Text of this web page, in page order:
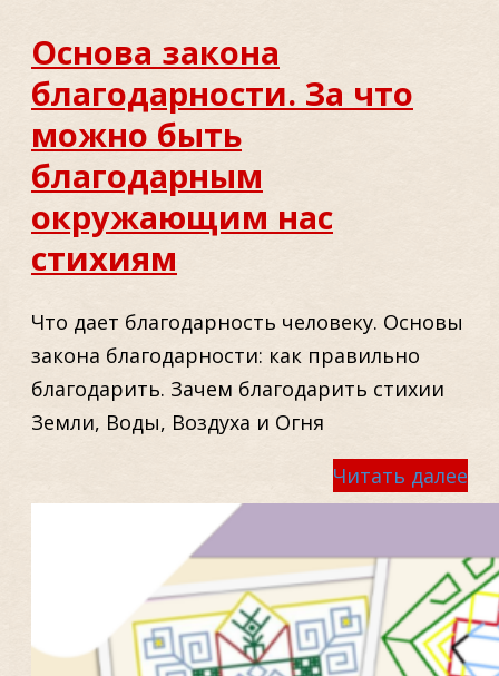
Основа закона
благодарности. За что
можно быть
благодарным
окружающим нас
стихиям
Что дает благодарность человеку. Основы
закона благодарности: как правильно
благодарить. Зачем благодарить стихии
Земли, Воды, Воздуха и Огня
Читать далее